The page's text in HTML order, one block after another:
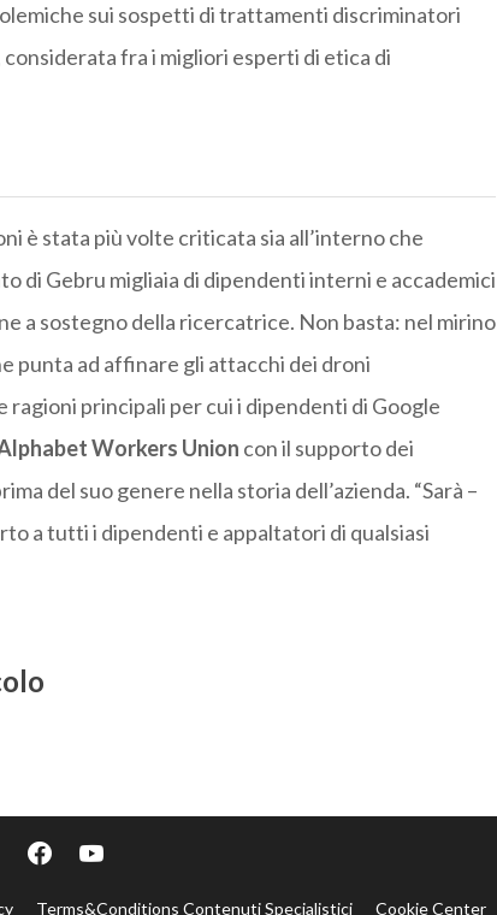
sui sospetti di trattamenti discriminatori
fra i migliori esperti di etica di
è stata più volte criticata sia all’interno che
di Gebru migliaia di dipendenti interni e accademici
a sostegno della ricercatrice. Non basta: nel mirino
punta ad affinare gli attacchi dei droni
ragioni principali per cui i dipendenti di Google
Workers Union con il supporto dei
del suo genere nella storia dell’azienda. “Sarà –
a tutti i dipendenti e appaltatori di qualsiasi
Terms&Conditions Contenuti Specialistici Cookie Center